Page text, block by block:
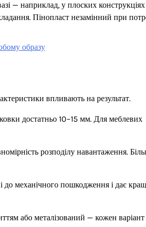
— наприклад, у плоских конструкціях
Пінопласт незамінний при
образу
впливають на результат.
достатньо 10–15 мм. Для меблевих
розподілу навантаження.
до механічного пошкодження і дає
або металізований — кожен варіант